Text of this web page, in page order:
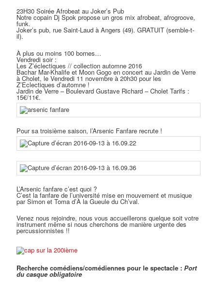
23H30 Soirée Afrobeat au Joker’s Pub
Notre copain Dj Spok propose un gros mix afrobeat, afrogroove,
funk.
Joker’s pub, rue Saint-Laud à Angers (49). GRATUIT (semble-t-
il).
À plus ou moins 100 bornes…
Vendredi soir :
Les Z’éclectiques // collection automne 2016
Bachar Mar-Khalife et Moon Gogo en concert au Jardin de Verre
à Cholet, le Vendredi 11 novembre à 20h30 pour les
Z’Eclectiques d’automne !
Jardin de Verre – Boulevard Gustave Richard – Cholet Tarifs :
15€/11€.
Pour sa troisième saison, l’Arsenic Fanfare recrute !
L’Arsenic fanfare c’est quoi ?
C’est la fanfare de l’université mise en mouvement et musique
par Simon et Toma d’À la Gueule du Ch’val.
Venez nous rejoindre, nous vous accueillerons quelque soit votre
instrument même si nous cherchons de manière urgente des
percussionnistes !!
Recherche comédiens/comédiennes pour le spectacle : Port
du casque obligatoire